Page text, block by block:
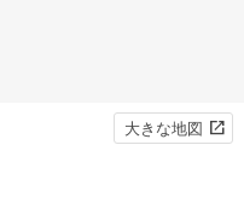
大きな地図